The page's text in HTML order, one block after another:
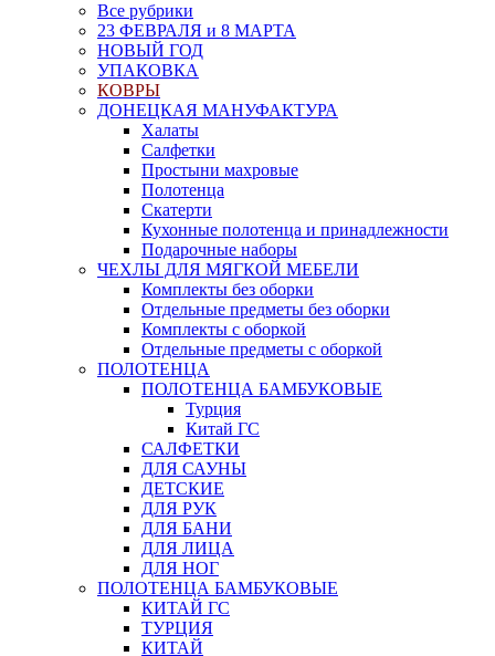
Все рубрики
23 ФЕВРАЛЯ и 8 МАРТА
НОВЫЙ ГОД
УПАКОВКА
КОВРЫ
ДОНЕЦКАЯ МАНУФАКТУРА
Халаты
Салфетки
Простыни махровые
Полотенца
Скатерти
Кухонные полотенца и принадлежности
Подарочные наборы
ЧЕХЛЫ ДЛЯ МЯГКОЙ МЕБЕЛИ
Комплекты без оборки
Отдельные предметы без оборки
Комплекты с оборкой
Отдельные предметы с оборкой
ПОЛОТЕНЦА
ПОЛОТЕНЦА БАМБУКОВЫЕ
Турция
Китай ГС
САЛФЕТКИ
ДЛЯ САУНЫ
ДЕТСКИЕ
ДЛЯ РУК
ДЛЯ БАНИ
ДЛЯ ЛИЦА
ДЛЯ НОГ
ПОЛОТЕНЦА БАМБУКОВЫЕ
КИТАЙ ГС
ТУРЦИЯ
КИТАЙ